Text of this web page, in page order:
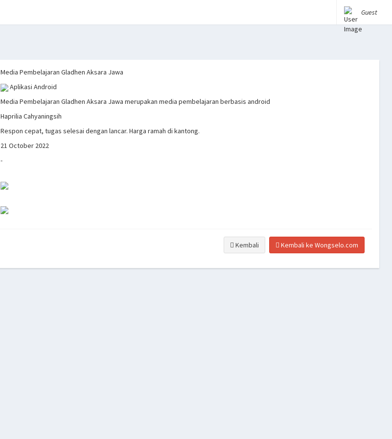
Guest
Media Pembelajaran Gladhen Aksara Jawa
Aplikasi Android
Media Pembelajaran Gladhen Aksara Jawa merupakan media pembelajaran berbasis android
Haprilia Cahyaningsih
Respon cepat, tugas selesai dengan lancar. Harga ramah di kantong.
21 October 2022
-
Kembali Kembali ke Wongselo.com